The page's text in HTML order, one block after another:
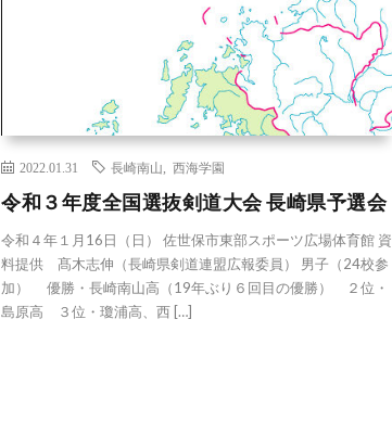
2022.01.31 長崎南山 ,西海学園
令和３年度全国選抜剣道大会 長崎県予選会
令和４年１月16日（日） 佐世保市東部スポーツ広場体育館 資
料提供 髙木志伸（長崎県剣道連盟広報委員） 男子（24校参
加） 優勝・長崎南山高（19年ぶり６回目の優勝） ２位・
島原高 ３位・瓊浦高、西 […]